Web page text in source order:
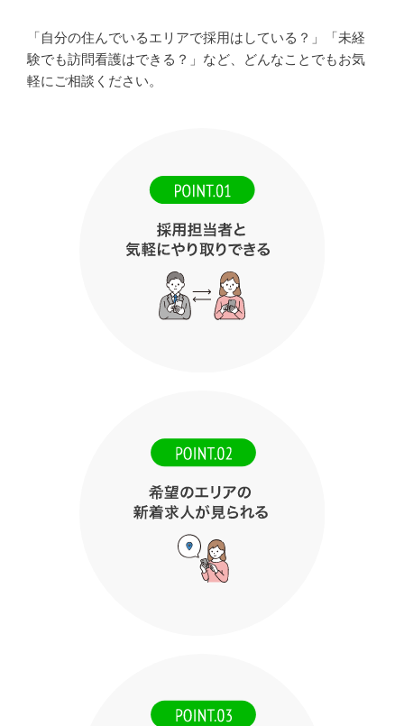
「自分の住んでいるエリアで採用はしている？」「未経
験でも訪問看護はできる？」など、
どんなことでもお気
軽にご相談ください。